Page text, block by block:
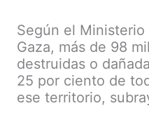
Según el Ministerio
Gaza, más de 98
destruidas o
25 por ciento de
ese territorio,